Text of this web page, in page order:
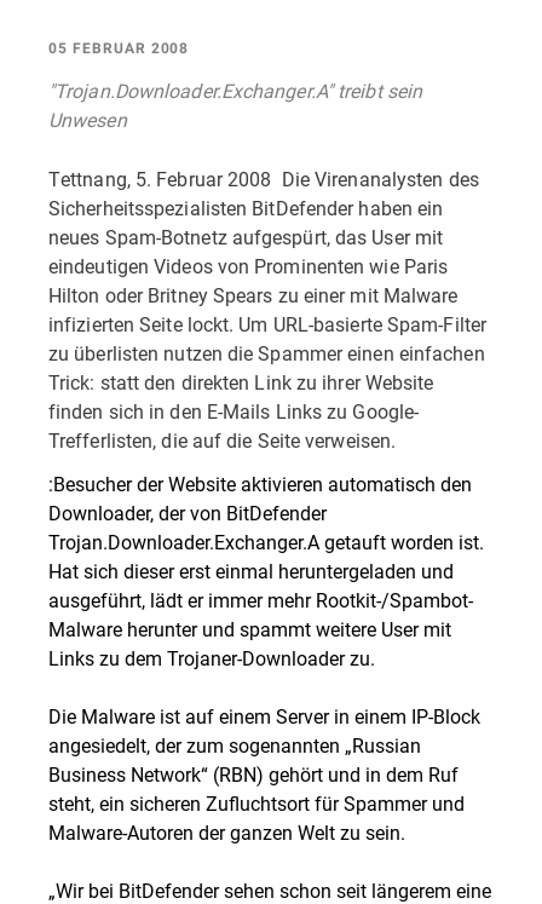
05 FEBRUAR 2008
"Trojan.Downloader.Exchanger.A" treibt sein
Unwesen
Tettnang, 5. Februar 2008  Die Virenanalysten des
Sicherheitsspezialisten BitDefender haben ein
neues Spam-Botnetz aufgespürt, das User mit
eindeutigen Videos von Prominenten wie Paris
Hilton oder Britney Spears zu einer mit Malware
infizierten Seite lockt. Um URL-basierte Spam-Filter
zu überlisten nutzen die Spammer einen einfachen
Trick: statt den direkten Link zu ihrer Website
finden sich in den E-Mails Links zu Google-
Trefferlisten, die auf die Seite verweisen.
:Besucher der Website aktivieren automatisch den
Downloader, der von BitDefender
Trojan.Downloader.Exchanger.A getauft worden ist.
Hat sich dieser erst einmal heruntergeladen und
ausgeführt, lädt er immer mehr Rootkit-/Spambot-
Malware herunter und spammt weitere User mit
Links zu dem Trojaner-Downloader zu.
Die Malware ist auf einem Server in einem IP-Block
angesiedelt, der zum sogenannten „Russian
Business Network“ (RBN) gehört und in dem Ruf
steht, ein sicheren Zufluchtsort für Spammer und
Malware-Autoren der ganzen Welt zu sein.
„Wir bei BitDefender sehen schon seit längerem eine